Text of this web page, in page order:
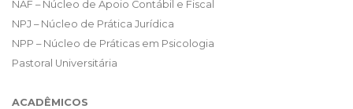
NAF – Núcleo de Apoio Contábil e Fiscal
NPJ – Núcleo de Prática Jurídica
NPP – Núcleo de Práticas em Psicologia
Pastoral Universitária
ACADÊMICOS